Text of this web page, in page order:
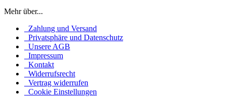
Mehr über...
Zahlung und Versand
Privatsphäre und Datenschutz
Unsere AGB
Impressum
Kontakt
Widerrufsrecht
Vertrag widerrufen
Cookie Einstellungen